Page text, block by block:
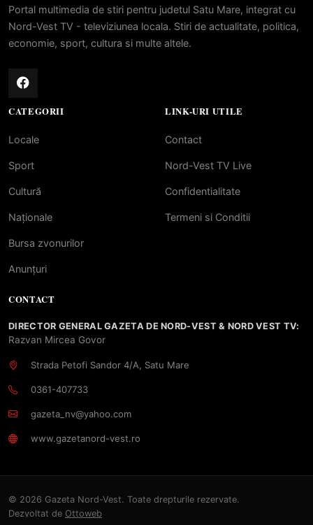
Portal multimedia de stiri pentru judetul Satu Mare, integrat cu
Nord-Vest TV - televiziunea locala. Stiri de actualitate, politica,
economie, sport, cultura si multe altele.
CATEGORII
Locale
Sport
Cultură
Naționale
Bursa zvonurilor
Anunțuri
LINK-URI UTILE
Contact
Nord-Vest TV Live
Confidentialitate
Termeni si Conditii
CONTACT
DIRECTOR GENERAL GAZETA DE NORD-VEST & NORD VEST TV:
Razvan Mircea Govor
Strada Petofi Sandor 4/A, Satu Mare
0361-407733
gazeta_nv@yahoo.com
www.gazetanord-vest.ro
© 2026 Gazeta Nord-Vest. Toate drepturile rezervate.
Dezvoltat de Ottoweb